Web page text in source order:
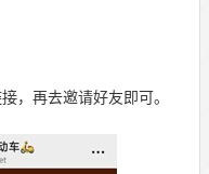
，再去邀请好友即可。